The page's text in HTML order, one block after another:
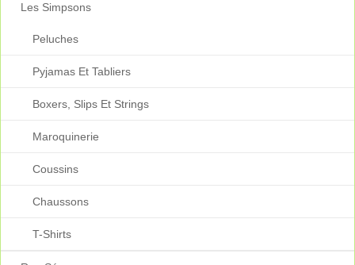
Les Simpsons
Peluches
Pyjamas Et Tabliers
Boxers, Slips Et Strings
Maroquinerie
Coussins
Chaussons
T-Shirts